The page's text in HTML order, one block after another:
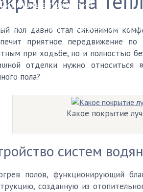
покрытия
пол
Деревянный
Плитка
Пробковый пол
Каталог мастеров
пол давно стал синонимом
приятное передвижение
при ходьбе, но и полностью
отделки нужно относиться
пола?
Какое покрытие
систем
полов, функционирующий
созданную из